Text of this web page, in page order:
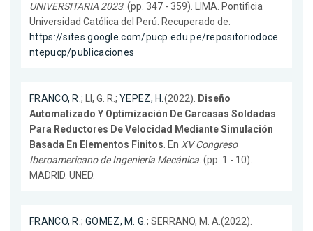
UNIVERSITARIA 2023. (pp. 347 - 359). LIMA. Pontificia
Universidad Católica del Perú. Recuperado de:
https://sites.google.com/pucp.edu.pe/repositoriodoce
ntepucp/publicaciones
FRANCO, R.; LI, G. R.; YEPEZ, H.(2022). Diseño
Automatizado Y Optimización De Carcasas Soldadas
Para Reductores De Velocidad Mediante Simulación
Basada En Elementos Finitos. En XV Congreso
Iberoamericano de Ingeniería Mecánica. (pp. 1 - 10).
MADRID. UNED.
FRANCO, R.; GOMEZ, M. G.; SERRANO, M. A.(2022).